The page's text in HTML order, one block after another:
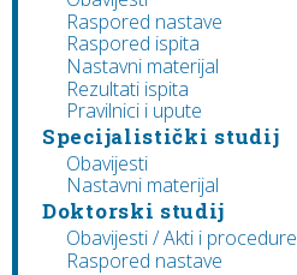
Raspored nastave
Raspored ispita
Nastavni materijal
Rezultati ispita
Pravilnici i upute
Specijalistički studij
Obavijesti
Nastavni materijal
Doktorski studij
Obavijesti / Akti i procedure
Raspored nastave